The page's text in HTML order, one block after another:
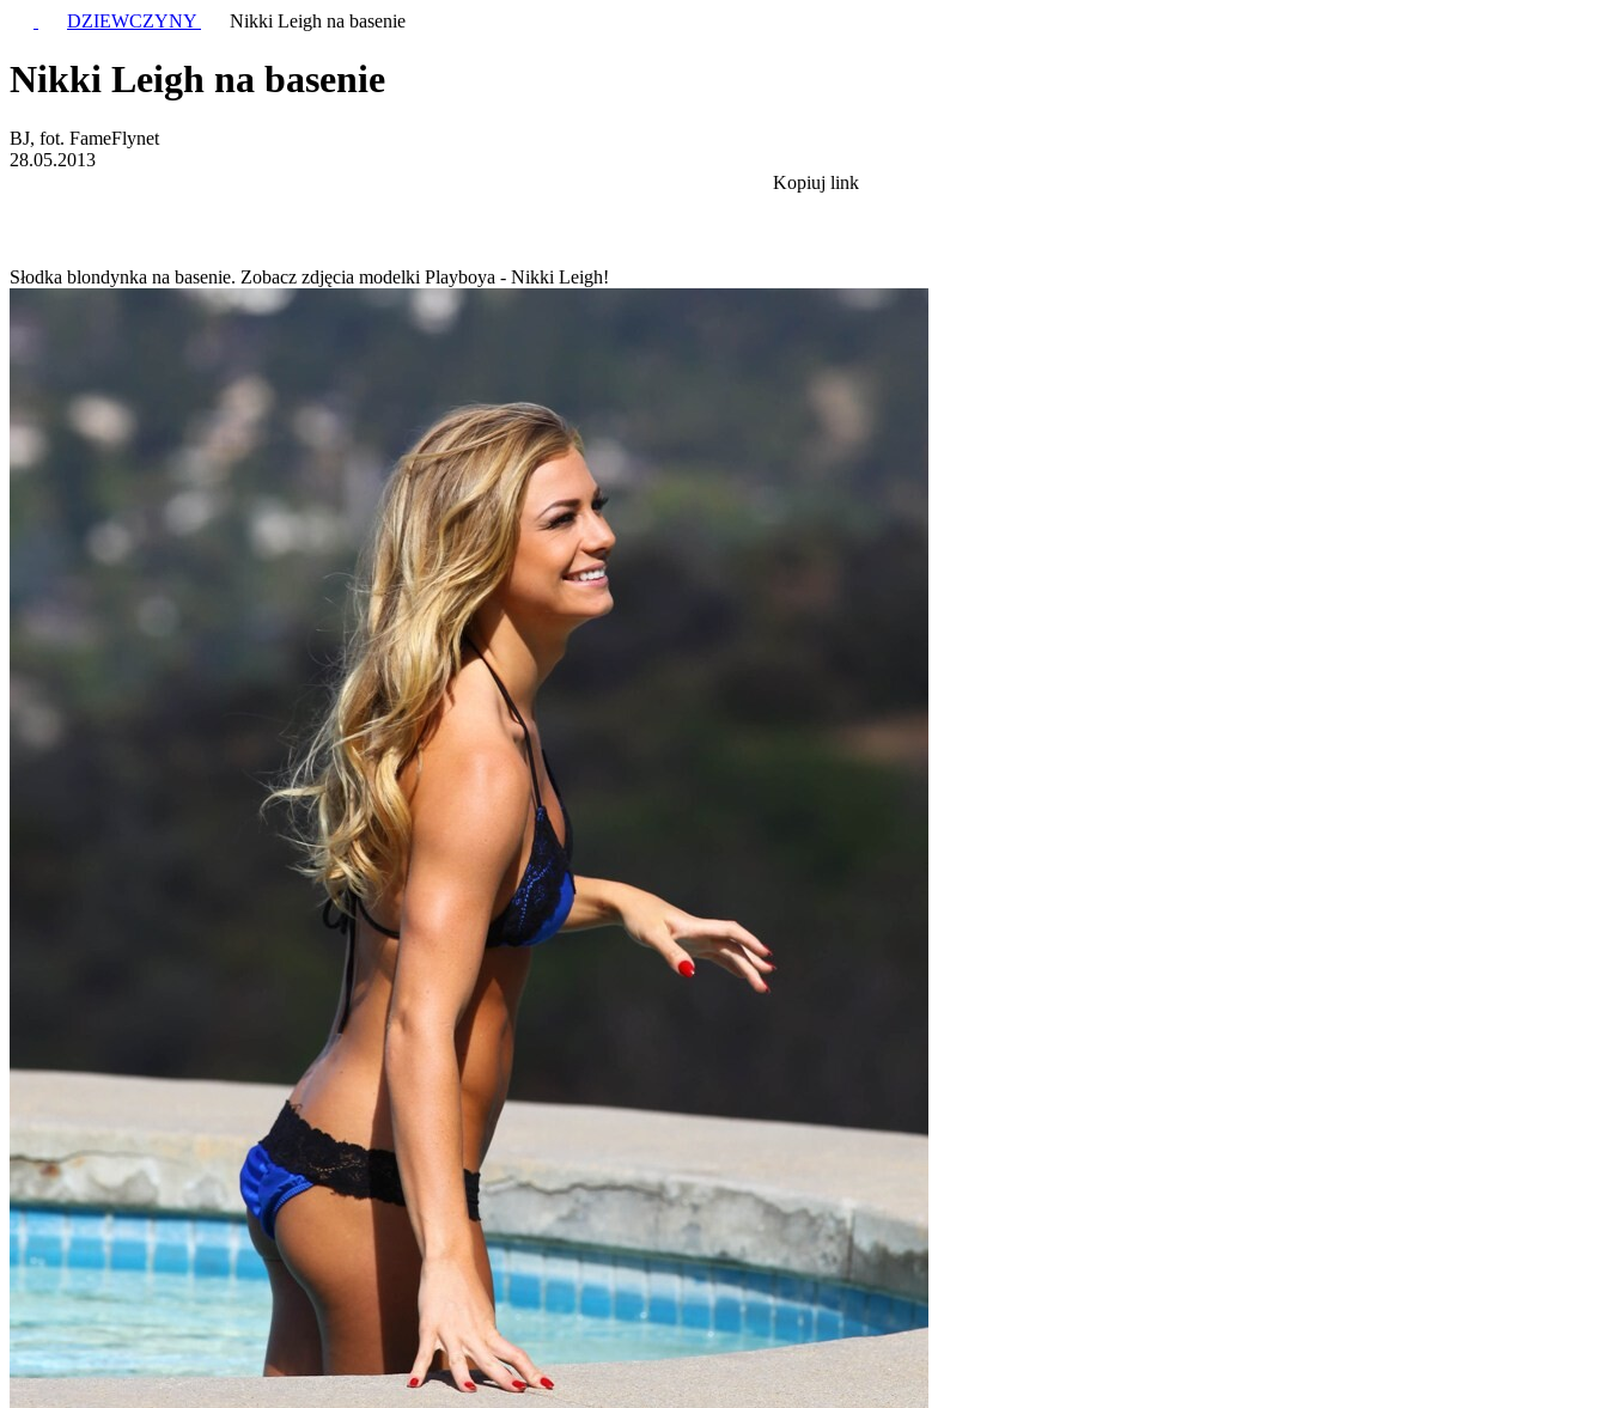
DZIEWCZYNY Nikki Leigh na basenie
Nikki Leigh na basenie
BJ, fot. FameFlynet
28.05.2013
Kopiuj link
Słodka blondynka na basenie. Zobacz zdjęcia modelki Playboya - Nikki Leigh!